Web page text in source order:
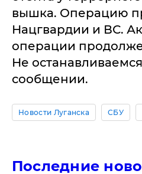
вышка. Операцию
Нацгвардии и ВС.
операции
Не
сообщении.
Новости Луганска СБУ
Последние